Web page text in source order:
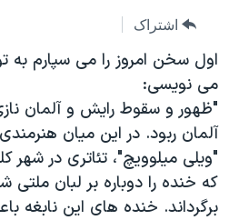
اصلی
جهش
به
جستجو
گزیده‌ها
ویژه برنامه‌ها
ویدیوها
فرهنگ و زندگی
حقوق شهروندی
صفحه‌های ویژه
عملیات خشم حماسی
۲۵۰سالگی آمریکا
بایگانی برنامه‌های تلویزیونی
مستندها
انتخابات ریاست جمهوری آمریکا ۲۰۲۴
پخش رادیویی
یادگیری زبان انگلیسی
دنبال کنید
اشتراک
اول سخن امروز را می سپارم به
می نويسی:
"ظهور و سقوط رايش و آلمان
آلمان ربود. در اين ميان هنرمندی
"ويلی ميلوويچ"، تئاتری در شهر
که خنده را دوباره بر لبان
برگرداند. خنده های اين نابغه